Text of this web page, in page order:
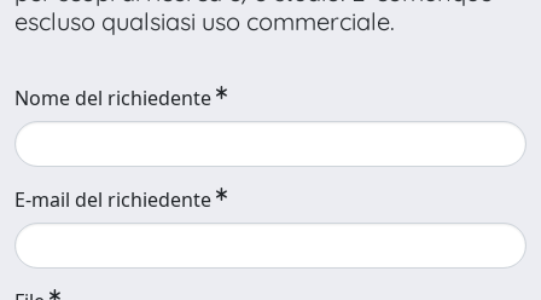
escluso qualsiasi uso commerciale.
Nome del richiedente
E-mail del richiedente